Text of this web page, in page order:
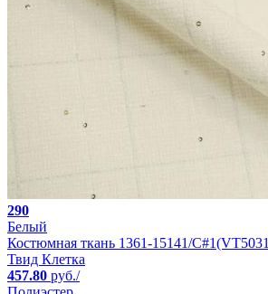
290
Белый
Костюмная ткань 1361-15141/
Твид Клетка
457.80 руб./